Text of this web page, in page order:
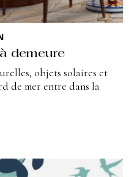
demeure
objets solaires et
de mer entre dans la